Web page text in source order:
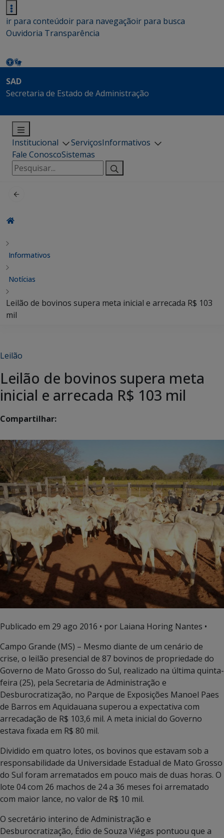
ir para conteúdoir para navegaçãoir para busca
Ouvidoria Transparência
SAD
Secretaria de Estado de Administração
Institucional ServiçosInformativos
Fale ConoscoSistemas
Pesquisar
por:
Informativos
Notícias
Leilão de bovinos supera meta inicial e arrecada R$ 103
mil
Leilão
Leilão de bovinos supera meta
inicial e arrecada R$ 103 mil
Compartilhar:
Publicado em 29 ago 2016 • por Laiana Horing Nantes •
Campo Grande (MS) – Mesmo diante de um cenário de
crise, o leilão presencial de 87 bovinos de propriedade do
Governo de Mato Grosso do Sul, realizado na última quinta-
feira (25), pela Secretaria de Administração e
Desburocratização, no Parque de Exposições Manoel Paes
de Barros em Aquidauana superou a expectativa com
arrecadação de R$ 103,6 mil. A meta inicial do Governo
estava fixada em R$ 80 mil.
Dividido em quatro lotes, os bovinos que estavam sob a
responsabilidade da Universidade Estadual de Mato Grosso
do Sul foram arrematados em pouco mais de duas horas. O
lote 04 com 26 machos de 24 a 36 meses foi arrematado
com maior lance, no valor de R$ 10 mil.
O secretário interino de Administração e
Desburocratização, Édio de Souza Viégas pontuou que a